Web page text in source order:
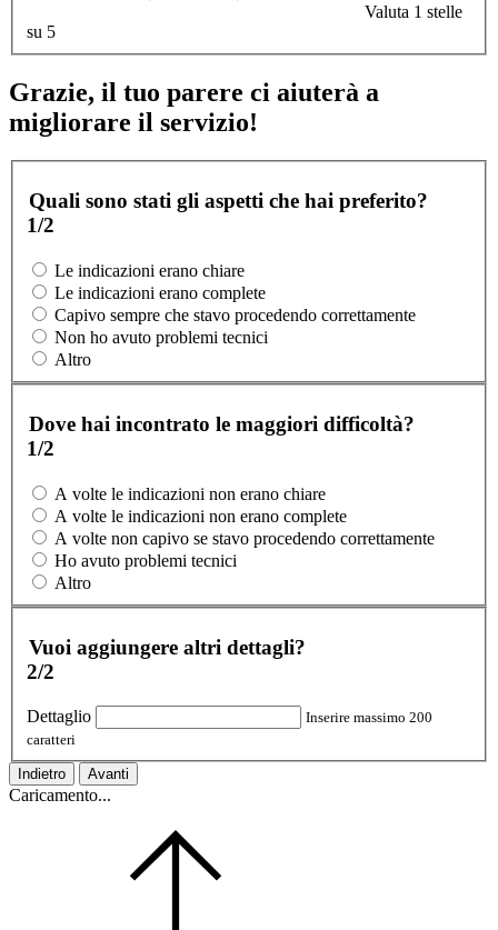
Valuta 1 stelle
su 5
Grazie, il tuo parere ci aiuterà a
migliorare il servizio!
Quali sono stati gli aspetti che hai preferito?
1/2
Le indicazioni erano chiare
Le indicazioni erano complete
Capivo sempre che stavo procedendo correttamente
Non ho avuto problemi tecnici
Altro
Dove hai incontrato le maggiori difficoltà?
1/2
A volte le indicazioni non erano chiare
A volte le indicazioni non erano complete
A volte non capivo se stavo procedendo correttamente
Ho avuto problemi tecnici
Altro
Vuoi aggiungere altri dettagli?
2/2
Dettaglio
Inserire massimo 200
caratteri
Indietro Avanti
Caricamento...